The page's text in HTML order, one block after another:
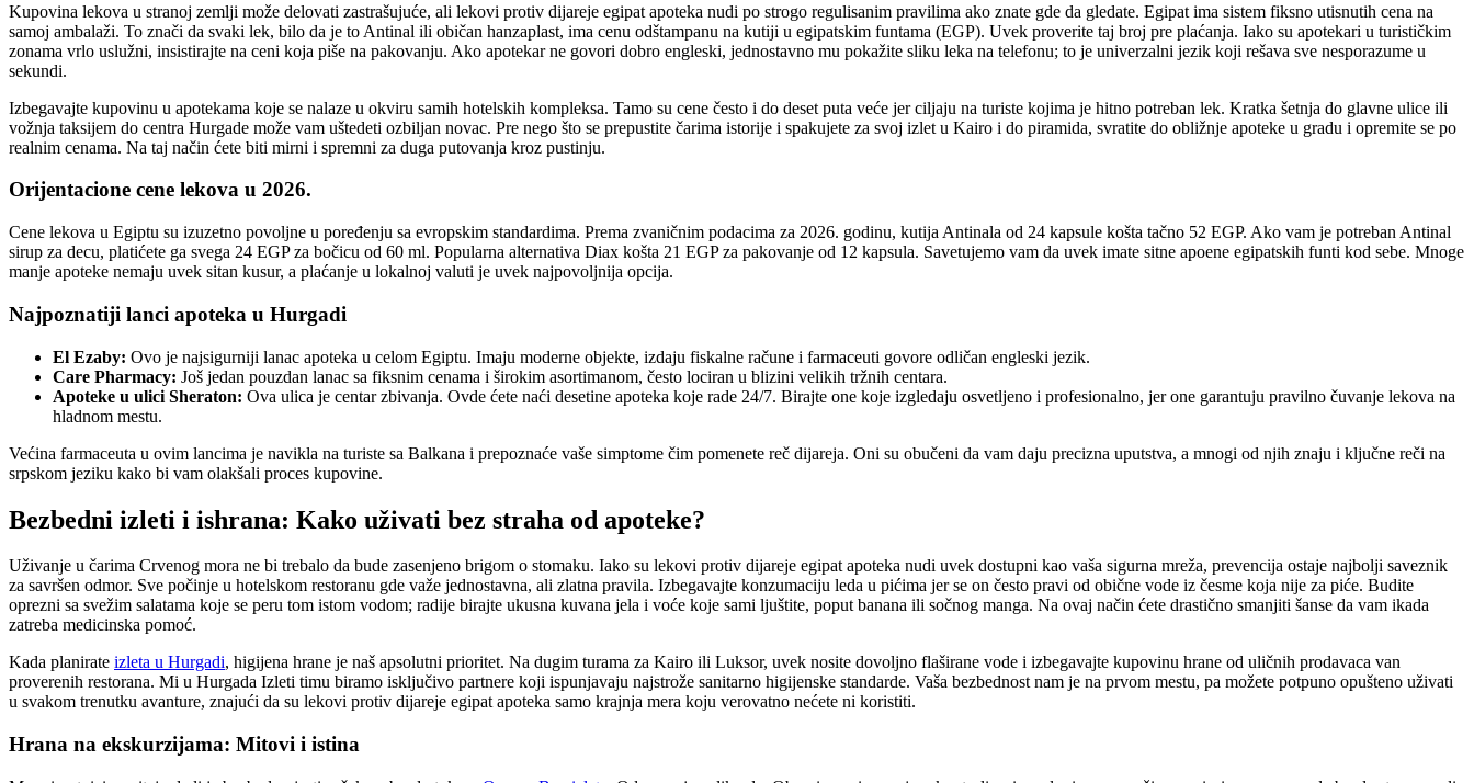
Kupovina lekova u stranoj zemlji može delovati zastrašujuće, ali lekovi protiv dijareje egipat apoteka nudi po strogo regulisanim pravilima ako znate gde da gledate. Egipat ima sistem fiksno utisnutih cena na
samoj ambalaži. To znači da svaki lek, bilo da je to Antinal ili običan hanzaplast, ima cenu odštampanu na kutiji u egipatskim funtama (EGP). Uvek proverite taj broj pre plaćanja. Iako su apotekari u turističkim
zonama vrlo uslužni, insistirajte na ceni koja piše na pakovanju. Ako apotekar ne govori dobro engleski, jednostavno mu pokažite sliku leka na telefonu; to je univerzalni jezik koji rešava sve nesporazume u
sekundi.
Izbegavajte kupovinu u apotekama koje se nalaze u okviru samih hotelskih kompleksa. Tamo su cene često i do deset puta veće jer ciljaju na turiste kojima je hitno potreban lek. Kratka šetnja do glavne ulice ili
vožnja taksijem do centra Hurgade može vam uštedeti ozbiljan novac. Pre nego što se prepustite čarima istorije i spakujete za svoj izlet u Kairo i do piramida, svratite do obližnje apoteke u gradu i opremite se po
realnim cenama. Na taj način ćete biti mirni i spremni za duga putovanja kroz pustinju.
Orijentacione cene lekova u 2026.
Cene lekova u Egiptu su izuzetno povoljne u poređenju sa evropskim standardima. Prema zvaničnim podacima za 2026. godinu, kutija Antinala od 24 kapsule košta tačno 52 EGP. Ako vam je potreban Antinal
sirup za decu, platićete ga svega 24 EGP za bočicu od 60 ml. Popularna alternativa Diax košta 21 EGP za pakovanje od 12 kapsula. Savetujemo vam da uvek imate sitne apoene egipatskih funti kod sebe. Mnoge
manje apoteke nemaju uvek sitan kusur, a plaćanje u lokalnoj valuti je uvek najpovoljnija opcija.
Najpoznatiji lanci apoteka u Hurgadi
El Ezaby: Ovo je najsigurniji lanac apoteka u celom Egiptu. Imaju moderne objekte, izdaju fiskalne račune i farmaceuti govore odličan engleski jezik.
Care Pharmacy: Još jedan pouzdan lanac sa fiksnim cenama i širokim asortimanom, često lociran u blizini velikih tržnih centara.
Apoteke u ulici Sheraton: Ova ulica je centar zbivanja. Ovde ćete naći desetine apoteka koje rade 24/7. Birajte one koje izgledaju osvetljeno i profesionalno, jer one garantuju pravilno čuvanje lekova na
hladnom mestu.
Većina farmaceuta u ovim lancima je navikla na turiste sa Balkana i prepoznaće vaše simptome čim pomenete reč dijareja. Oni su obučeni da vam daju precizna uputstva, a mnogi od njih znaju i ključne reči na
srpskom jeziku kako bi vam olakšali proces kupovine.
Bezbedni izleti i ishrana: Kako uživati bez straha od apoteke?
Uživanje u čarima Crvenog mora ne bi trebalo da bude zasenjeno brigom o stomaku. Iako su lekovi protiv dijareje egipat apoteka nudi uvek dostupni kao vaša sigurna mreža, prevencija ostaje najbolji saveznik
za savršen odmor. Sve počinje u hotelskom restoranu gde važe jednostavna, ali zlatna pravila. Izbegavajte konzumaciju leda u pićima jer se on često pravi od obične vode iz česme koja nije za piće. Budite
oprezni sa svežim salatama koje se peru tom istom vodom; radije birajte ukusna kuvana jela i voće koje sami ljuštite, poput banana ili sočnog manga. Na ovaj način ćete drastično smanjiti šanse da vam ikada
zatreba medicinska pomoć.
Kada planirate izleta u Hurgadi, higijena hrane je naš apsolutni prioritet. Na dugim turama za Kairo ili Luksor, uvek nosite dovoljno flaširane vode i izbegavajte kupovinu hrane od uličnih prodavaca van
proverenih restorana. Mi u Hurgada Izleti timu biramo isključivo partnere koji ispunjavaju najstrože sanitarno higijenske standarde. Vaša bezbednost nam je na prvom mestu, pa možete potpuno opušteno uživati
u svakom trenutku avanture, znajući da su lekovi protiv dijareje egipat apoteka samo krajnja mera koju verovatno nećete ni koristiti.
Hrana na ekskurzijama: Mitovi i istina